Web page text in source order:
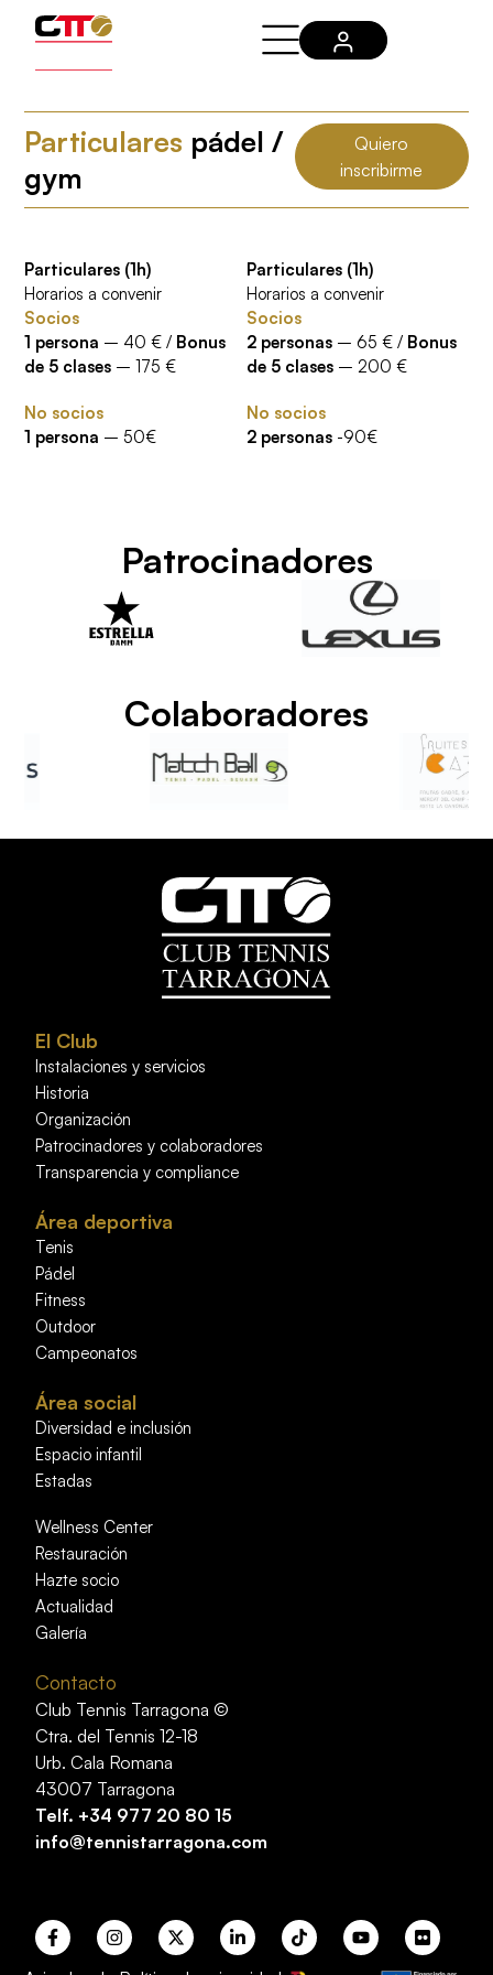
Particulares pádel /
gym
Quiero
inscribirme
Particulares (1h)
Horarios a convenir
Socios
1 persona – 40 € / Bonus
de 5 clases – 175 €
No socios
1 persona – 50€
Particulares (1h)
Horarios a convenir
Socios
2 personas – 65 € / Bonus
de 5 clases – 200 €
No socios
2 personas -90€
Patrocinadores
Colaboradores
El Club
Instalaciones y servicios
Historia
Organización
Patrocinadores y colaboradores
Transparencia y compliance
Área deportiva
Tenis
Pádel
Fitness
Outdoor
Campeonatos
Área social
Diversidad e inclusión
Espacio infantil
Estadas
Wellness Center
Restauración
Hazte socio
Actualidad
Galería
Contacto
Club Tennis Tarragona ©
Ctra. del Tennis 12-18
Urb. Cala Romana
43007 Tarragona
Telf. +34 977 20 80 15
info@tennistarragona.com